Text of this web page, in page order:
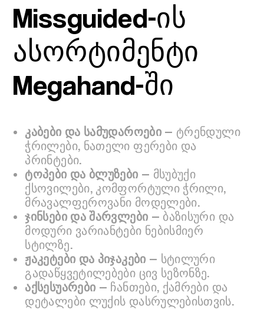
Missguided-ის
ასორტიმენტი
Megahand-ში
კაბები და სამუდაროები— ტრენდული
ჭრილები, ნათელი ფერები და
პრინტები.
ტოპები და ბლუზები — მსუბუქი
ქსოვილები, კომფორტული ჭრილი,
მრავალფეროვანი მოდელები.
ჯინსები და შარვლები — ბაზისური და
მოდური ვარიანტები ნებისმიერ
სტილზე.
ჟაკეტები და პიჯაკები — სტილური
გადაწყვეტილებები ცივ სეზონზე.
აქსესუარები — ჩანთები, ქამრები და
დეტალები ლუქის დასრულებისთვის.